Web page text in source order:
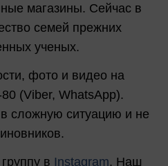
магазины. Сейчас в
семей прежних
ученых.
фото и видео на
(Viber, WhatsApp).
сложную ситуацию и не
в Instagram. Наш